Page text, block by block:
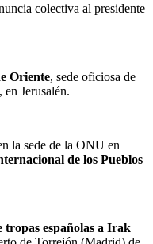
colectiva al presidente
Oriente, sede oficiosa de
Jerusalén.
la sede de la ONU en
de los Pueblos
tropas españolas a Irak